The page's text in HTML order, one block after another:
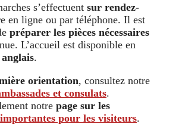
s’effectuent sur rendez-
en ligne ou par téléphone. Il est
préparer les pièces nécessaires
L’accueil est disponible en
anglais.
orientation, consultez notre
et consulats.
notre page sur les
pour les visiteurs.